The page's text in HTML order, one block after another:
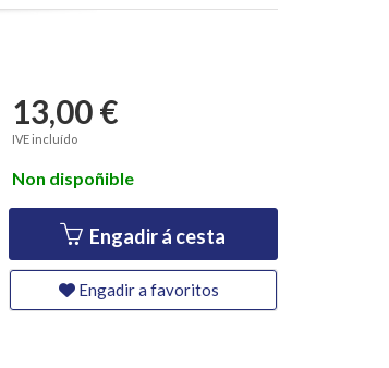
13,00 €
IVE incluído
Non dispoñible
Engadir á cesta
Engadir a favoritos